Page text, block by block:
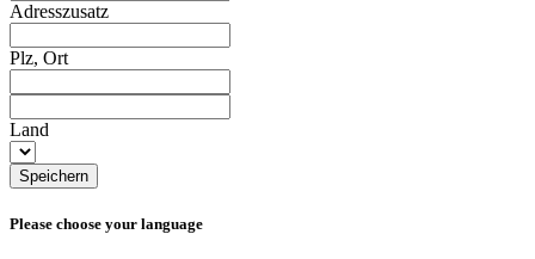
Adresszusatz
Plz, Ort
Land
Speichern
Please choose your language